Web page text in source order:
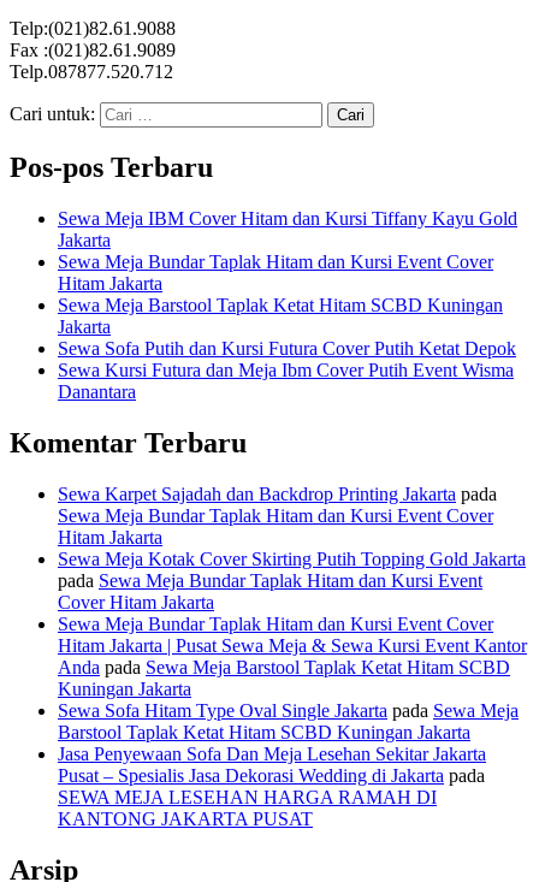
Telp:(021)82.61.9088
Fax :(021)82.61.9089
Telp.087877.520.712
Cari untuk:
Pos-pos Terbaru
Sewa Meja IBM Cover Hitam dan Kursi Tiffany Kayu Gold
Jakarta
Sewa Meja Bundar Taplak Hitam dan Kursi Event Cover
Hitam Jakarta
Sewa Meja Barstool Taplak Ketat Hitam SCBD Kuningan
Jakarta
Sewa Sofa Putih dan Kursi Futura Cover Putih Ketat Depok
Sewa Kursi Futura dan Meja Ibm Cover Putih Event Wisma
Danantara
Komentar Terbaru
Sewa Karpet Sajadah dan Backdrop Printing Jakarta pada
Sewa Meja Bundar Taplak Hitam dan Kursi Event Cover
Hitam Jakarta
Sewa Meja Kotak Cover Skirting Putih Topping Gold Jakarta
pada Sewa Meja Bundar Taplak Hitam dan Kursi Event
Cover Hitam Jakarta
Sewa Meja Bundar Taplak Hitam dan Kursi Event Cover
Hitam Jakarta | Pusat Sewa Meja & Sewa Kursi Event Kantor
Anda pada Sewa Meja Barstool Taplak Ketat Hitam SCBD
Kuningan Jakarta
Sewa Sofa Hitam Type Oval Single Jakarta pada Sewa Meja
Barstool Taplak Ketat Hitam SCBD Kuningan Jakarta
Jasa Penyewaan Sofa Dan Meja Lesehan Sekitar Jakarta
Pusat – Spesialis Jasa Dekorasi Wedding di Jakarta pada
SEWA MEJA LESEHAN HARGA RAMAH DI
KANTONG JAKARTA PUSAT
Arsip